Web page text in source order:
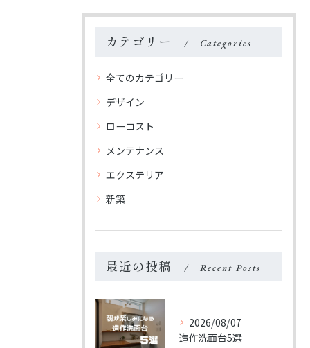
カテゴリー Categories
全てのカテゴリー
デザイン
ローコスト
メンテナンス
エクステリア
新築
最近の投稿 Recent Posts
2026/08/07
造作洗面台5選
お問い合わせ・ご相談はこちら
お問い合わせ・ご相談はこちら